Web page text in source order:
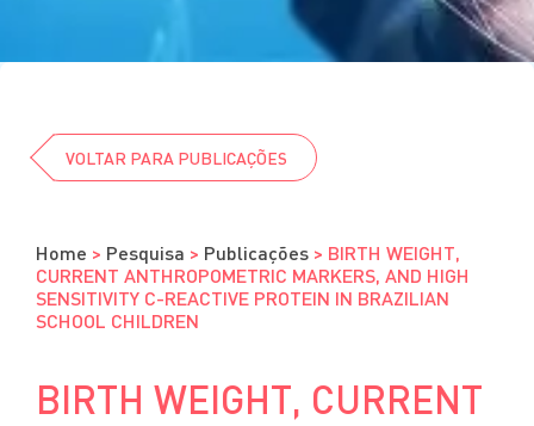
VOLTAR PARA PUBLICAÇÕES
Home > Pesquisa > Publicações > BIRTH WEIGHT,
CURRENT ANTHROPOMETRIC MARKERS, AND HIGH
SENSITIVITY C-REACTIVE PROTEIN IN BRAZILIAN
SCHOOL CHILDREN
BIRTH WEIGHT, CURRENT